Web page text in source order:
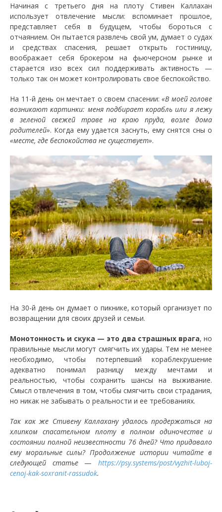
Начиная с третьего дня на плоту Стивен Каллахан
использует отвлечение мысли: вспоминает прошлое,
представляет себя в будущем, чтобы бороться с
отчаянием. Он пытается развлечь свой ум, думает о судах
и средствах спасения, решает открыть гостиницу,
воображает себя брокером на фьючерсном рынке и
старается изо всех сил поддерживать активность —
только так он может контролировать свое беспокойство.
На 11-й день он мечтает о своем спасении: «В моей голове
возникают картинки: меня подбирает корабль или я лежу
в зеленой свежей траве на краю пруда, возле дома
родителей». Когда ему удается заснуть, ему снятся сны о
«месте, где беспокойства не существует».
На 30-й день он думает о пикнике, который организует по
возвращении для своих друзей и семьи.
Монотонность и скука — это два страшных врага, но
правильные мысли могут смягчить их удары. Тем не менее
необходимо, чтобы потерпевший кораблекрушение
адекватно понимал разницу между мечтами и
реальностью, чтобы сохранить шансы на выживание.
Смысл отвлечения в том, чтобы смягчить свои страдания,
но никак не забывать о реальности и ее требованиях.
Так как же Стивену Каллахану удалось продержаться на
хлипком спасательном плоту в полном одиночестве и
состоянии полной неизвестности 76 дней? Что придавало
ему моральные силы? Продолжение истории читайте в
следующей статье —
https://psy.systems/post/vyzhit-luboj-
cenoj-kak-soxranit-rassudok.